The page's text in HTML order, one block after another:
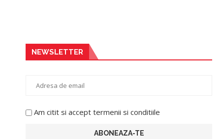
NEWSLETTER
Am citit si accept termenii si conditiile